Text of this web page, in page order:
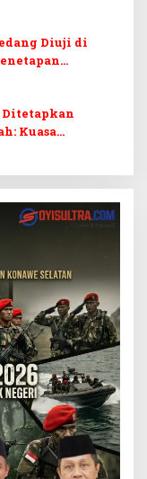
Diuji di
Dinilai
Kuasa